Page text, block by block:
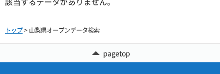
トップ> 山梨県オープンデータ検索
pagetop